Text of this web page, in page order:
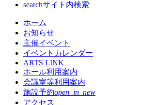
searchサイト内検索
ホーム
お知らせ
主催イベント
イベントカレンダー
ARTS LINK
ホール利用案内
会議室等利用案内
施設予約open_in_new
アクセス